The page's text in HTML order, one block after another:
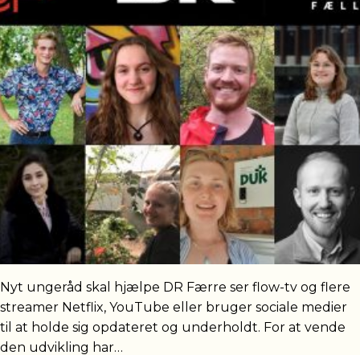
Nyt ungeråd skal hjælpe DR Færre ser flow-tv og flere
streamer Netflix, YouTube eller bruger sociale medier
til at holde sig opdateret og underholdt. For at vende
den udvikling har…